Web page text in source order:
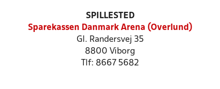
SPILLESTED
Sparekassen Danmark Arena (Overlund)
Gl. Randersvej 35
8800 Viborg
Tlf: 8667 5682